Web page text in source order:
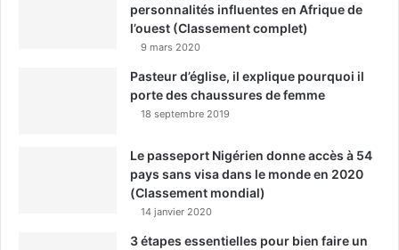
personnalités influentes en Afrique de
l’ouest (Classement complet)
9 mars 2020
Pasteur d’église, il explique pourquoi il
porte des chaussures de femme
18 septembre 2019
Le passeport Nigérien donne accès à 54
pays sans visa dans le monde en 2020
(Classement mondial)
14 janvier 2020
3 étapes essentielles pour bien faire un